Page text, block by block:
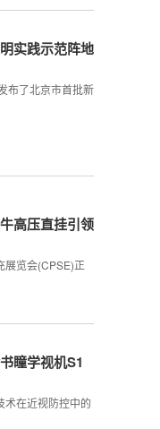
实践示范阵地
布了北京市首批新
高压直挂引领
展览会(CPSE)正
瞳学视机S1
术在近视防控中的